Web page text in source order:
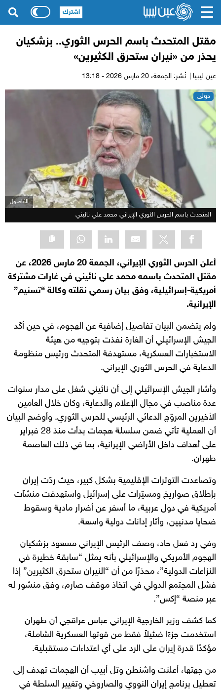
مقتل المتحدث باسم الحرس الثوري.. بزشكيان
يحذر من «نيران ستحرق الكثيرين»
عين ليبيا | نُشر: الجمعة،
دولي
الأناضول
المتحدث باسم الحرس الثوري الإيراني محمد علي نائيني
أعلن الحرس الثوري الإيراني، الجمعة 20 مارس 2026، عن
مقتل المتحدث باسمه محمد علي نائيني في غارات مشتركة
أمريكية-إسرائيلية، وفق بيان رسمي نقلته وكالة “تسنيم”
الإيرانية.
ولم يتضمن البيان تفاصيل إضافية عن الهجوم، في حين أكّد
الجيش الإسرائيلي أن الغارة نفذت بتوجيه من هيئة
الاستخبارات العسكرية، مستهدفة المتحدث ورئيس منظومة
الدعاية في الحرس الثوري الإيراني.
وأشار الجيش الإسرائيلي إلى أن نائيني شغل على مدار سنوات
عدة مناصب في مجال الإعلام والدعاية، وكان خلال العامين
الأخيرين المروّج الدعائي الرئيسي للحرس الثوري. وأوضح البيان
أن العملية تأتي ضمن سلسلة هجمات بدأت منذ 28 فبراير
على أهداف داخل الأراضي الإيرانية، بما في ذلك العاصمة
طهران.
وتصاعدت التوترات الإقليمية بشكل كبير، حيث ردّت إيران
بإطلاق صواريخ ومسيّرات على إسرائيل واستهدفت منشآت
أمريكية في دول عربية، ما أسفر عن أضرار مادية وسقوط
ضحايا مدنيين، وأثار إدانات دولية واسعة.
وفي رد فعل حاد، وصف الرئيس الإيراني مسعود بزشكيان
الهجوم الأمريكي والإسرائيلي بأنه يمثل “سابقة خطيرة في
النزاعات الدولية”، محذرًا من أن “النيران ستحرق الكثيرين” إذا
فشل المجتمع الدولي في اتخاذ موقف صارم، وفق منشور له
عبر منصة “إكس”.
كما كشف وزير الخارجية الإيراني عباس عراقجي أن طهران
استخدمت جزءًا ضئيلاً فقط من قوتها العسكرية الشاملة،
مؤكدًا قدرة إيران على الرد على أي اعتداءات مستقبلية.
من جهتها، أعلنت واشنطن وتل أبيب أن الهجمات تهدف إلى
تعطيل برنامج إيران النووي والصاروخي وتغيير السلطة في
اشترك